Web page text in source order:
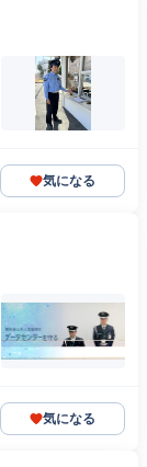
気になる
気になる